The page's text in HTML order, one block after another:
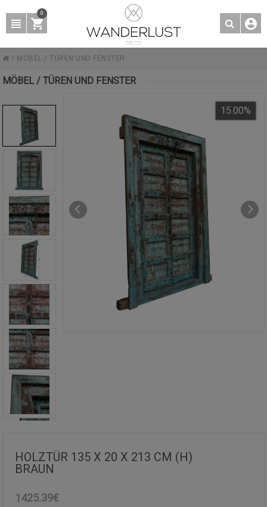
0
/ MÖBEL /TÜREN UND FENSTER
MÖBEL / TÜREN UND FENSTER
HOLZTÜR 135 X 20 X 213 CM (H)
BRAUN
1425.39€
15.00%